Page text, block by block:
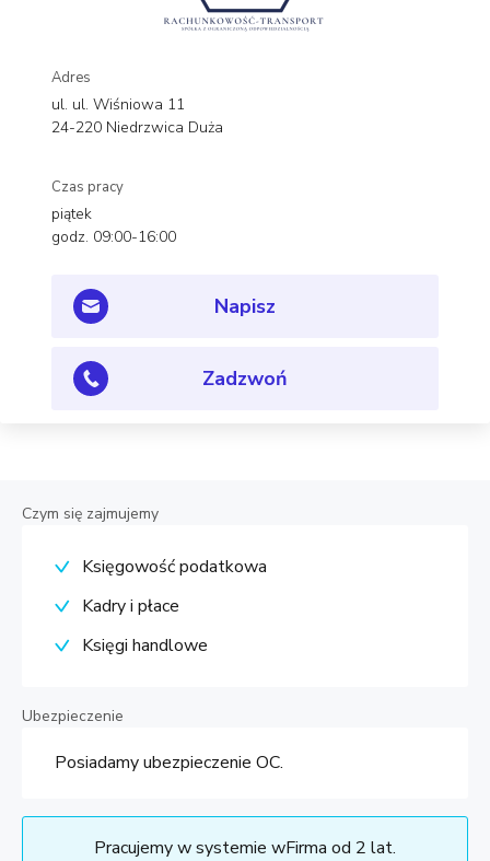
Adres
ul. ul. Wiśniowa 11
24-220 Niedrzwica Duża
Czas pracy
piątek
godz. 09:00-16:00
Napisz
Zadzwoń
Czym się zajmujemy
Księgowość podatkowa
Kadry i płace
Księgi handlowe
Ubezpieczenie
Posiadamy ubezpieczenie OC.
Pracujemy w systemie wFirma od 2 lat.